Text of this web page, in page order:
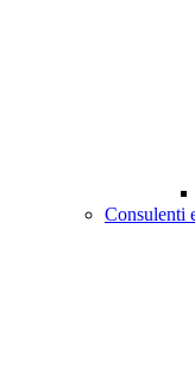
Consulenti